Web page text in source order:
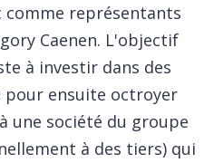
comme représentants
Caenen. L'objectif
à investir dans des
ensuite octroyer
une société du groupe
à des tiers) qui